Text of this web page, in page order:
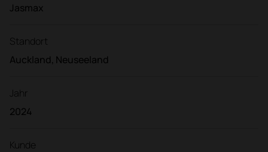
Jasmax
Standort
Auckland, Neuseeland
Jahr
2024
Kunde